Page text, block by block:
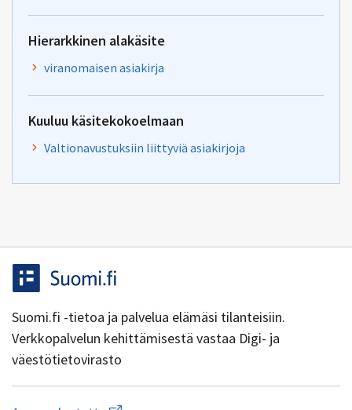
Hierarkkinen alakäsite
viranomaisen asiakirja
Kuuluu käsitekokoelmaan
Valtionavustuksiin liittyviä asiakirjoja
Suomi.fi -tietoa ja palvelua elämäsi tilanteisiin.
Verkkopalvelun kehittämisestä vastaa Digi- ja
väestötietovirasto